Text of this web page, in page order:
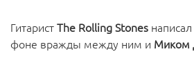
ГитаристThe Rolling Stones
фоне вражды между ним и Миком